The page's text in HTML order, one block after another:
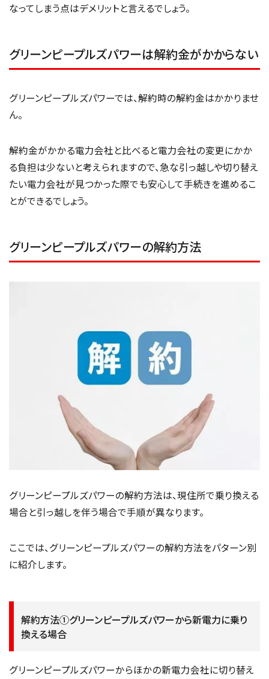
なってしまう点はデメリットと言えるでしょう。
グリーンピープルズパワーは解約金がかからない
グリーンピープルズパワーでは、解約時の解約金はかかりませ
ん。
解約金がかかる電力会社と比べると電力会社の変更にかか
る負担は少ないと考えられますので、急な引っ越しや切り替え
たい電力会社が見つかった際でも安心して手続きを進めるこ
とができるでしょう。
グリーンピープルズパワーの解約方法
グリーンピープルズパワーの解約方法は、現住所で乗り換える
場合と引っ越しを伴う場合で手順が異なります。
ここでは、グリーンピープルズパワーの解約方法をパターン別
に紹介します。
解約方法①グリーンピープルズパワーから新電力に乗り
換える場合
グリーンピープルズパワーからほかの新電力会社に切り替え